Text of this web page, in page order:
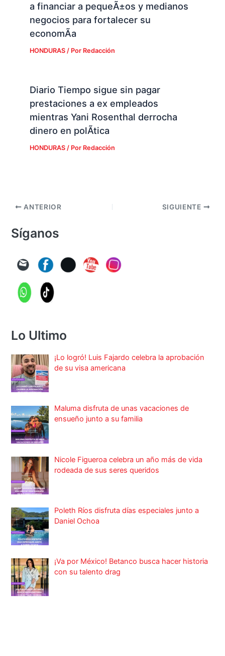
a financiar a pequeÃ±os y medianos
negocios para fortalecer su
economÃ­a
HONDURAS/ Por Redacción
Diario Tiempo sigue sin pagar
prestaciones a ex empleados
mientras Yani Rosenthal derrocha
dinero en polÃ­tica
HONDURAS/ Por Redacción
ANTERIOR SIGUIENTE
Síganos
Lo Ultimo
¡Lo logró! Luis Fajardo celebra la aprobación
de su visa americana
Maluma disfruta de unas vacaciones de
ensueño junto a su familia
Nicole Figueroa celebra un año más de vida
rodeada de sus seres queridos
Poleth Ríos disfruta días especiales junto a
Daniel Ochoa
¡Va por México! Betanco busca hacer historia
con su talento drag